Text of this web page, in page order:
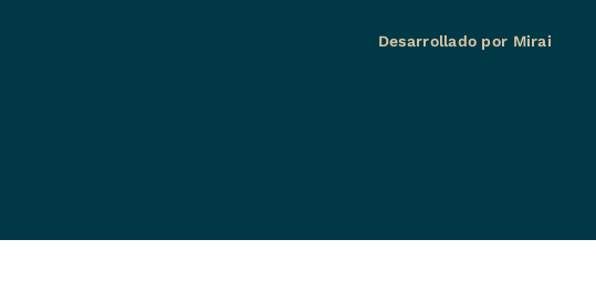
Desarrollado por Mirai